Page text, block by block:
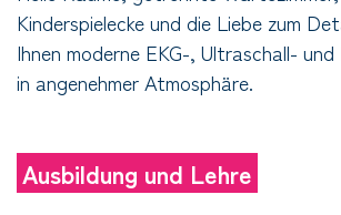
Kinderspielecke und die Liebe zum
Ihnen moderne EKG-, Ultraschall-
in angenehmer Atmosphäre.
Ausbildung und Lehre